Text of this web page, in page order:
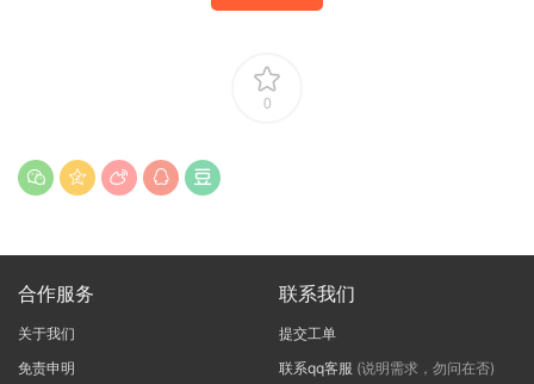
0
合作服务
关于我们
免责申明
联系我们
提交工单
联系qq客服 (说明需求，勿问在否)